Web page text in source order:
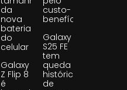
da
nova
bateria
do
celular
Galaxy
Z Flip 8
é
custo-
benefício
Galaxy
S25 FE
tem
queda
histórica
de